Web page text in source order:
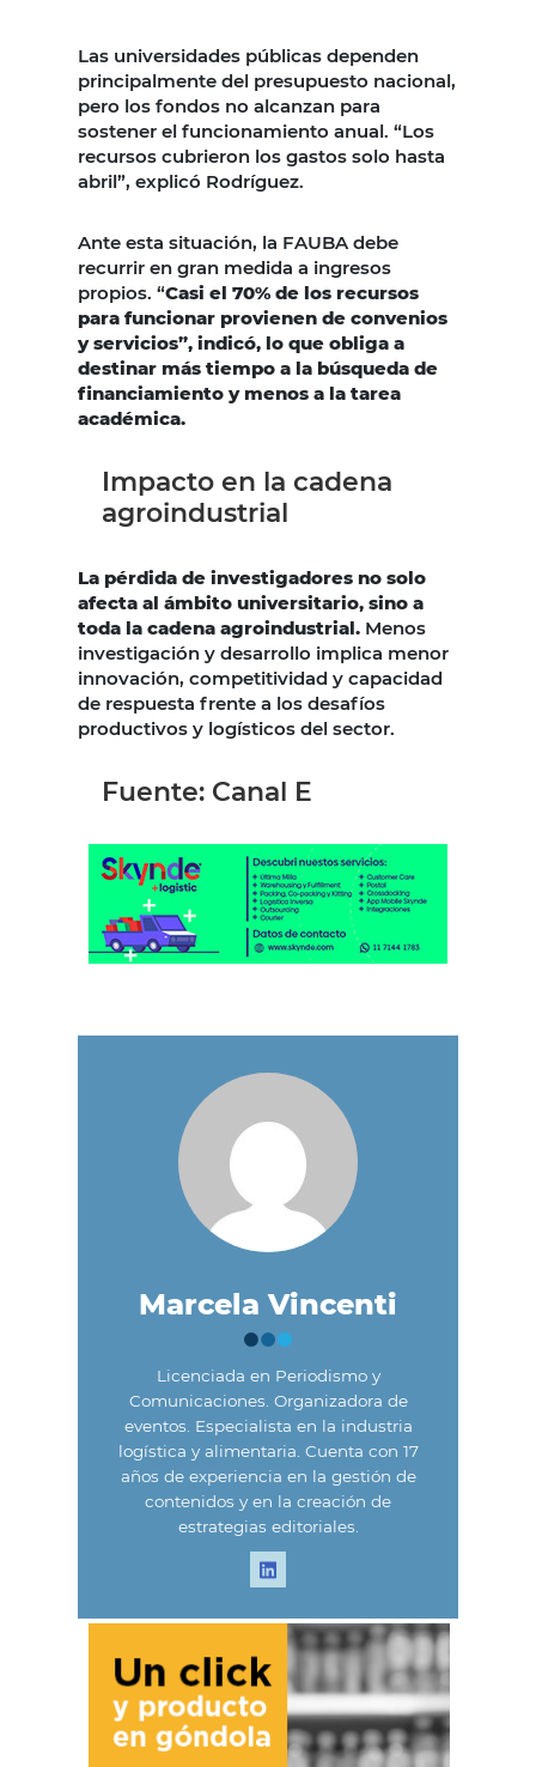
Las universidades públicas dependen
principalmente del presupuesto nacional,
pero los fondos no alcanzan para
sostener el funcionamiento anual. “Los
recursos cubrieron los gastos solo hasta
abril”, explicó Rodríguez.
Ante esta situación, la FAUBA debe
recurrir en gran medida a ingresos
propios. “Casi el 70% de los recursos
para funcionar provienen de convenios
y servicios”, indicó, lo que obliga a
destinar más tiempo a la búsqueda de
financiamiento y menos a la tarea
académica.
Impacto en la cadena
agroindustrial
La pérdida de investigadores no solo
afecta al ámbito universitario, sino a
toda la cadena agroindustrial. Menos
investigación y desarrollo implica menor
innovación, competitividad y capacidad
de respuesta frente a los desafíos
productivos y logísticos del sector.
Fuente: Canal E
Marcela Vincenti
Licenciada en Periodismo y
Comunicaciones. Organizadora de
eventos. Especialista en la industria
logística y alimentaria. Cuenta con 17
años de experiencia en la gestión de
contenidos y en la creación de
estrategias editoriales.